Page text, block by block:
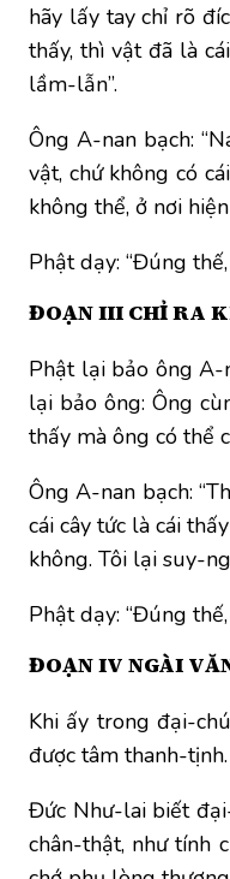
hãy lấy tay chỉ rõ
thấy, thì vật đã là
lầm-lẫn”.
Ông A-nan bạch:
vật, chứ không có
không thể, ở nơi
Phật dạy: “Đúng
ĐOẠN III CHỈ RA
Phật lại bảo ông A-
lại bảo ông: Ông
thấy mà ông có thể
Ông A-nan bạch:
cái cây tức là cái
không. Tôi lại suy-
Phật dạy: “Đúng
ĐOẠN IV NGÀI
Khi ấy trong đại-
được tâm thanh-tịnh.
Đức Như-lai biết
chân-thật, như tính